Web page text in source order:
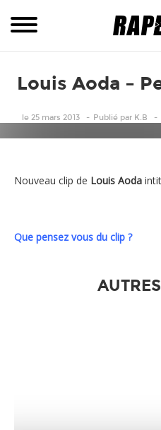
Louis Aoda –
le 25 mars 2013 Publié par K.B
Nouveau clip de Louis Aoda
Que pensez vous du clip ?